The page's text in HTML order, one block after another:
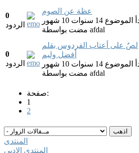
0
الردود
عظة عن الصوم
بدأ الموضوع 14 سنوات 10 شهور
مضت afdal
0
الردود
لصٌ على أعتاب الفردوس بقلم
أفضل وليم
بدأ الموضوع 14 سنوات 10 شهور
مضت afdal
صفحة:
1
2
المنتدى
المنتدى الادبى